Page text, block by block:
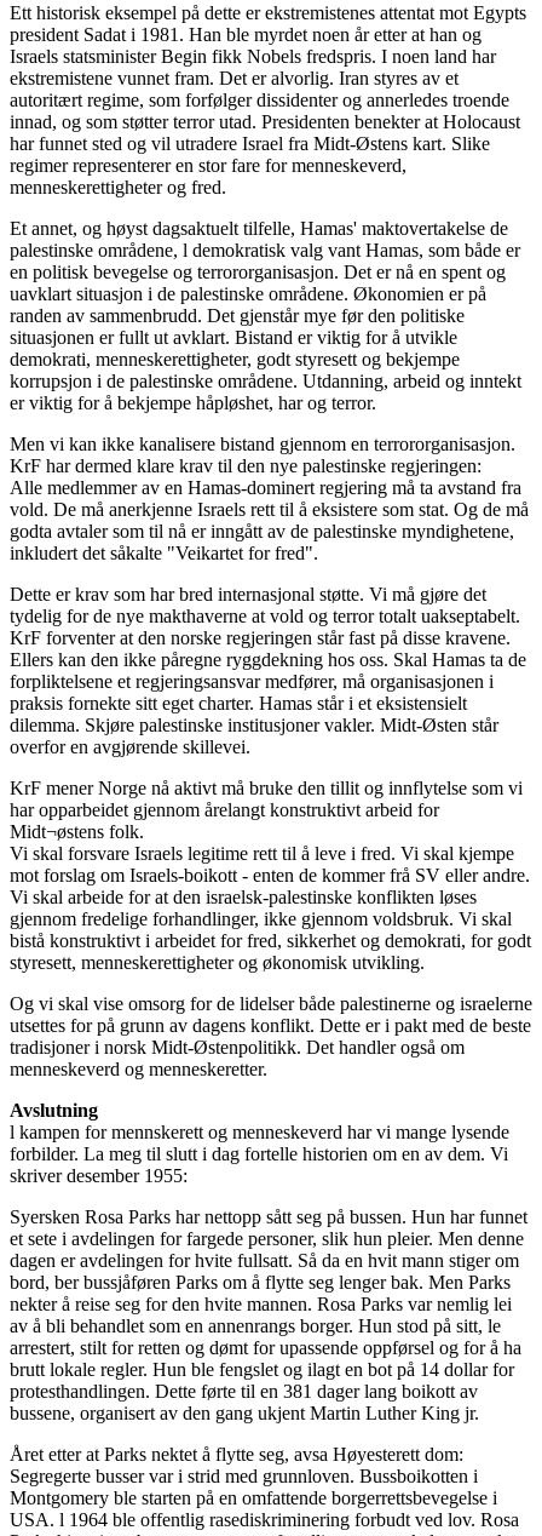
Ett historisk eksempel på dette er ekstremistenes attentat mot Egypts
president Sadat i 1981. Han ble myrdet noen år etter at han og
Israels statsminister Begin fikk Nobels fredspris. I noen land har
ekstremistene vunnet fram. Det er alvorlig. Iran styres av et
autoritært regime, som forfølger dissidenter og annerledes troende
innad, og som støtter terror utad. Presidenten benekter at Holocaust
har funnet sted og vil utradere Israel fra Midt-Østens kart. Slike
regimer representerer en stor fare for menneskeverd,
menneskerettigheter og fred.
Et annet, og høyst dagsaktuelt tilfelle, Hamas' maktovertakelse de
palestinske områdene, l demokratisk valg vant Hamas, som både er
en politisk bevegelse og terrororganisasjon. Det er nå en spent og
uavklart situasjon i de palestinske områdene. Økonomien er på
randen av sammenbrudd. Det gjenstår mye før den politiske
situasjonen er fullt ut avklart. Bistand er viktig for å utvikle
demokrati, menneskerettigheter, godt styresett og bekjempe
korrupsjon i de palestinske områdene. Utdanning, arbeid og inntekt
er viktig for å bekjempe håpløshet, har og terror.
Men vi kan ikke kanalisere bistand gjennom en terrororganisasjon.
KrF har dermed klare krav til den nye palestinske regjeringen:
Alle medlemmer av en Hamas-dominert regjering må ta avstand fra
vold. De må anerkjenne Israels rett til å eksistere som stat. Og de må
godta avtaler som til nå er inngått av de palestinske myndighetene,
inkludert det såkalte "Veikartet for fred".
Dette er krav som har bred internasjonal støtte. Vi må gjøre det
tydelig for de nye makthaverne at vold og terror totalt uakseptabelt.
KrF forventer at den norske regjeringen står fast på disse kravene.
Ellers kan den ikke påregne ryggdekning hos oss. Skal Hamas ta de
forpliktelsene et regjeringsansvar medfører, må organisasjonen i
praksis fornekte sitt eget charter. Hamas står i et eksistensielt
dilemma. Skjøre palestinske institusjoner vakler. Midt-Østen står
overfor en avgjørende skillevei.
KrF mener Norge nå aktivt må bruke den tillit og innflytelse som vi
har opparbeidet gjennom årelangt konstruktivt arbeid for
Midt¬østens folk.
Vi skal forsvare Israels legitime rett til å leve i fred. Vi skal kjempe
mot forslag om Israels-boikott - enten de kommer frå SV eller andre.
Vi skal arbeide for at den israelsk-palestinske konflikten løses
gjennom fredelige forhandlinger, ikke gjennom voldsbruk. Vi skal
bistå konstruktivt i arbeidet for fred, sikkerhet og demokrati, for godt
styresett, menneskerettigheter og økonomisk utvikling.
Og vi skal vise omsorg for de lidelser både palestinerne og israelerne
utsettes for på grunn av dagens konflikt. Dette er i pakt med de beste
tradisjoner i norsk Midt-Østenpolitikk. Det handler også om
menneskeverd og menneskeretter.
Avslutning
l kampen for mennskerett og menneskeverd har vi mange lysende
forbilder. La meg til slutt i dag fortelle historien om en av dem. Vi
skriver desember 1955:
Syersken Rosa Parks har nettopp sått seg på bussen. Hun har funnet
et sete i avdelingen for fargede personer, slik hun pleier. Men denne
dagen er avdelingen for hvite fullsatt. Så da en hvit mann stiger om
bord, ber bussjåføren Parks om å flytte seg lenger bak. Men Parks
nekter å reise seg for den hvite mannen. Rosa Parks var nemlig lei
av å bli behandlet som en annenrangs borger. Hun stod på sitt, le
arrestert, stilt for retten og dømt for upassende oppførsel og for å ha
brutt lokale regler. Hun ble fengslet og ilagt en bot på 14 dollar for
protesthandlingen. Dette førte til en 381 dager lang boikott av
bussene, organisert av den gang ukjent Martin Luther King jr.
Året etter at Parks nektet å flytte seg, avsa Høyesterett dom:
Segregerte busser var i strid med grunnloven. Bussboikotten i
Montgomery ble starten på en omfattende borgerrettsbevegelse i
USA. l 1964 ble offentlig rasediskriminering forbudt ved lov. Rosa